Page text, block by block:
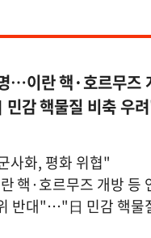
…이란 핵·호르무
감 핵물질 비축 우
사화, 평화 위협"
핵·호르무즈 개방 등
반대"…"日 민감 핵물